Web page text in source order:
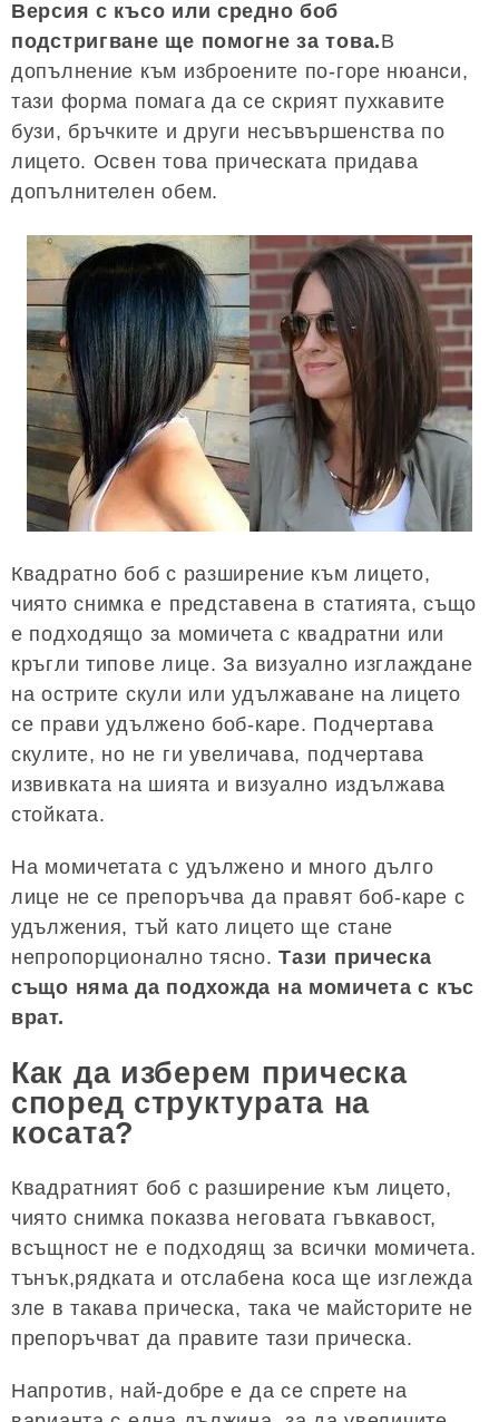
Версия с късо или средно боб
подстригване ще помогне за това.В
допълнение към изброените по-горе нюанси,
тази форма помага да се скрият пухкавите
бузи, бръчките и други несъвършенства по
лицето. Освен това прическата придава
допълнителен обем.
Квадратно боб с разширение към лицето,
чиято снимка е представена в статията, също
е подходящо за момичета с квадратни или
кръгли типове лице. За визуално изглаждане
на острите скули или удължаване на лицето
се прави удължено боб-каре. Подчертава
скулите, но не ги увеличава, подчертава
извивката на шията и визуално издължава
стойката.
На момичетата с удължено и много дълго
лице не се препоръчва да правят боб-каре с
удължения, тъй като лицето ще стане
непропорционално тясно.Тази прическа
също няма да подхожда на момичета с къс
врат.
Как да изберем прическа
според структурата на
косата?
Квадратният боб с разширение към лицето,
чиято снимка показва неговата гъвкавост,
всъщност не е подходящ за всички момичета.
тънък,рядката и отслабена коса ще изглежда
зле в такава прическа, така че майсторите не
препоръчват да правите тази прическа.
Напротив, най-добре е да се спрете на